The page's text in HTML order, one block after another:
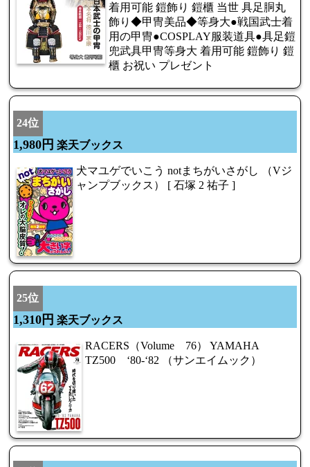
着用可能 鎧飾り 鎧櫃 当世 具足胴丸
飾り◆甲冑美品◆等身大●戦国武士着
用の甲冑●COSPLAY服装道具●具足鎧
兜武具甲冑等身大 着用可能 鎧飾り 鎧
櫃 お祝い プレゼント
24位
1,980円 楽天ブックス
犬マユゲでいこう notまちがいさがし （Vジ
ャンプブックス） [ 石塚 2 祐子 ]
25位
1,310円 楽天ブックス
RACERS（Volume 76） YAMAHA
TZ500 ‘80-‘82 （サンエイムック）